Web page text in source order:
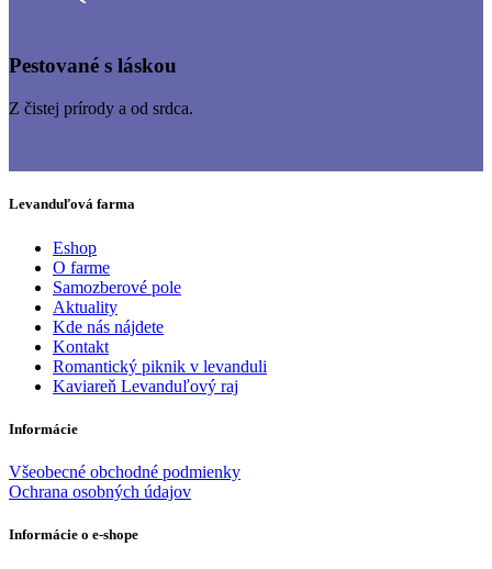
Pestované s láskou
Z čistej prírody a od srdca.
Levanduľová farma
Eshop
O farme
Samozberové pole
Aktuality
Kde nás nájdete
Kontakt
Romantický piknik v levanduli
Kaviareň Levanduľový raj
Informácie
Všeobecné obchodné podmienky
Ochrana osobných údajov
Informácie o e-shope